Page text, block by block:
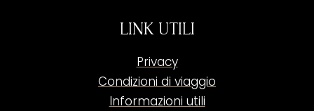
LINK UTILI
Privacy
Condizioni di viaggio
Informazioni utili